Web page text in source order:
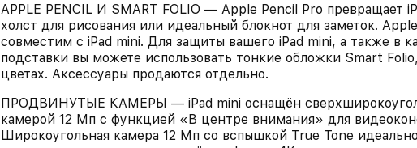
APPLE PENCIL И SMART FOLIO — Apple Pencil Pro превращает
холст для рисования или идеальный блокнот для заметок.
совместим с iPad mini. Для защиты вашего iPad mini, а также в
подставки вы можете использовать тонкие обложки Smart
цветах. Аксессуары продаются отдельно.
ПРОДВИНУТЫЕ КАМЕРЫ — iPad mini оснащён
камерой 12 Мп с функцией «В центре внимания» для
Широкоугольная камера 12 Мп со вспышкой True Tone